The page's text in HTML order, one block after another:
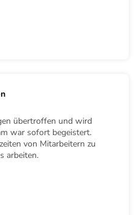
übertroffen und wird
war sofort begeistert.
von Mitarbeitern zu
arbeiten.